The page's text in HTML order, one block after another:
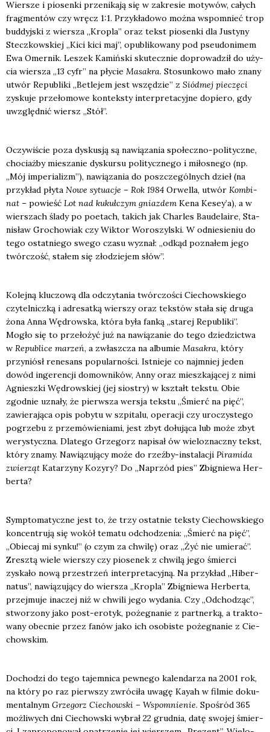
Wier­sze i pio­sen­ki prze­ni­ka­ją się w zakre­sie moty­wów, całych
frag­men­tów czy wręcz 1:1. Przy­kła­do­wo moż­na wspo­mnieć trop
bud­dyj­ski z wier­sza „Kro­pla” oraz tekst pio­sen­ki dla Justy­ny
Stecz­kow­skiej „Kici kici maj”, opu­bli­ko­wa­ny pod pseu­do­ni­mem
Ewa Omer­nik. Leszek Kamiń­ski sku­tecz­nie dopro­wa­dził do uży­
cia wier­sza „13 cyfr” na pły­cie Masa­kra. Sto­sun­ko­wo mało zna­ny
utwór Repu­bli­ki „Betle­jem jest wszę­dzie” z Siód­mej pie­czę­ci
zysku­je prze­ło­mo­we kon­tek­sty inter­pre­ta­cyj­ne dopie­ro, gdy
uwzględ­nić wiersz „Stół”.
Oczy­wi­ście poza dys­ku­sją są nawią­za­nia spo­łecz­no-poli­tycz­ne,
cho­ciaż­by mie­sza­nie dys­kur­su poli­tycz­ne­go i miło­sne­go (np.
„Mój impe­ria­lizm”), nawią­za­nia do poszcze­gól­nych dzieł (na
przy­kład pły­ta Nowe sytu­acje – Rok 1984 Orwel­la, utwór Kom­bi­
nat – powieść Lot nad kukuł­czym gniaz­dem Kena Kesey’a), a w
wier­szach śla­dy po poetach, takich jak Char­les Bau­de­la­ire, Sta­
ni­sław Gro­cho­wiak czy Wik­tor Woro­szyl­ski. W odnie­sie­niu do
tego ostat­nie­go swe­go cza­su wyznał: „odkąd pozna­łem jego
twór­czość, sta­łem się zło­dzie­jem słów”.
Kolej­ną klu­czo­wą dla odczy­ta­nia twór­czo­ści Cie­chow­skie­go
czy­tel­nicz­ką i adre­sat­ką wier­szy oraz tek­stów sta­ła się dru­ga
żona Anna Wędrow­ska, któ­ra była fan­ką „sta­rej Repu­bli­ki”.
Mogło się to prze­ło­żyć już na nawią­za­nie do tego dzie­dzic­twa
w Repu­bli­ce marzeń, a zwłasz­cza na albu­mie Masa­kra, któ­ry
przy­niósł rene­sans popu­lar­no­ści. Ist­nie­je co naj­mniej jeden
dowód inge­ren­cji domow­ni­ków, Anny oraz miesz­ka­ją­cej z nimi
Agniesz­ki Wędrow­skiej (jej sio­stry) w kształt tek­stu. Obie
zgod­nie uzna­ły, że pierw­sza wer­sja tek­stu „Śmierć na pięć”,
zawie­ra­ją­ca opis poby­tu w szpi­ta­lu, ope­ra­cji czy uro­czy­ste­go
pogrze­bu z prze­mó­wie­nia­mi, jest zbyt dołu­ją­ca lub może zbyt
wery­stycz­na. Dla­te­go Grze­gorz napi­sał ów wie­lo­znacz­ny tekst,
któ­ry zna­my. Nawią­zu­ją­cy może do rzeź­by-insta­la­cji Pira­mi­da
zwie­rząt Kata­rzy­ny Kozy­ry? Do „Naprzód pies” Zbi­gnie­wa Her­
ber­ta?
Symp­to­ma­tycz­ne jest to, że trzy ostat­nie tek­sty Cie­chow­skie­go
kon­cen­tru­ją się wokół tema­tu odcho­dze­nia: „Śmierć na pięć”,
„Obie­caj mi syn­ku!” (o czym za chwi­lę) oraz „Żyć nie umie­rać”.
Zresz­tą wie­le wier­szy czy pio­se­nek z chwi­lą jego śmier­ci
zyska­ło nową prze­strzeń inter­pre­ta­cyj­ną. Na przy­kład „Hiber­
na­tus”, nawią­zu­ją­cy do wier­sza „Kro­pla” Zbi­gnie­wa Her­ber­ta,
przej­mu­je ina­czej niż w chwi­li jego wyda­nia. Czy „Odcho­dząc”,
stwo­rzo­ny jako post-ero­tyk, poże­gna­nie z part­ner­ką, a trak­to­
wa­ny obec­nie przez fanów jako ich oso­bi­ste poże­gna­nie z Cie­
chow­skim.
Docho­dzi do tego tajem­ni­ca pew­ne­go kalen­da­rza na 2001 rok,
na któ­ry po raz pierw­szy zwró­ci­ła uwa­gę Kay­ah w fil­mie doku­
men­tal­nym Grze­gorz Cie­chow­ski – Wspo­mnie­nie. Spo­śród 365
moż­li­wych dni Cie­chow­ski wybrał 22 grud­nia, datę swo­jej śmier­